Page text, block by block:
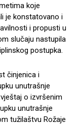
koje
je konstatovano i
i propusti u
slučaju nastupila
postupka.
činjenica i
unutrašnje
o izvršenim
unutrašnje
tužilaštvu Rožaje